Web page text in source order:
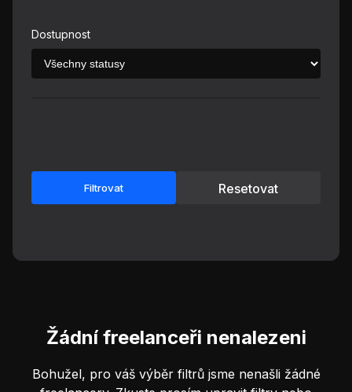
Dostupnost
Filtrovat Resetovat
Žádní freelanceři nenalezeni
Bohužel, pro váš výběr filtrů jsme nenašli žádné